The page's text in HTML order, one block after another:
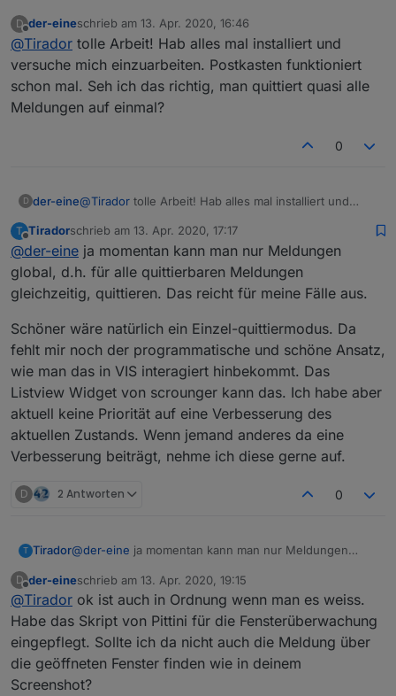
Musik gespielt).
Aktuell bin ich dran auch noch
"Nachrichtenereignisse" (Senden einer
Email, Telegram oder Lampen blinken lassen
in Wunschfarbe) in das Skript zu integrieren.
D
Offline
der-eineschrieb am 13. Apr. 2020, 16:46
zuletzt editiert von
@Tirador tolle Arbeit! Hab alles mal installiert und
versuche mich einzuarbeiten. Postkasten funktioniert
schon mal. Seh ich das richtig, man quittiert quasi alle
Meldungen auf einmal?
0
D der-eine@Tirador tolle Arbeit! Hab alles mal installiert und
schon mal. Seh ich das richtig, man quittiert quasi alle
Meldungen auf einmal?
T
Offline
Tiradorschrieb am 13. Apr. 2020, 17:17
zuletzt editiert von
@der-eine ja momentan kann man nur Meldungen
global, d.h. für alle quittierbaren Meldungen
gleichzeitig, quittieren. Das reicht für meine Fälle aus.
Schöner wäre natürlich ein Einzel-quittiermodus. Da
fehlt mir noch der programmatische und schöne Ansatz,
wie man das in VIS interagiert hinbekommt. Das
Listview Widget von scrounger kann das. Ich habe aber
aktuell keine Priorität auf eine Verbesserung des
aktuellen Zustands. Wenn jemand anderes da eine
Verbesserung beiträgt, nehme ich diese gerne auf.
D 2 Antworten 0
T Tirador@der-eine ja momentan kann man nur Meldungen
gleichzeitig, quittieren. Das reicht für meine Fälle aus.
Schöner wäre natürlich ein Einzel-quittiermodus. Da
fehlt mir noch der programmatische und schöne
Ansatz, wie man das in VIS interagiert hinbekommt. Das
Listview Widget von scrounger kann das. Ich habe aber
aktuell keine Priorität auf eine Verbesserung des
aktuellen Zustands. Wenn jemand anderes da eine
Verbesserung beiträgt, nehme ich diese gerne auf.
D
Offline
der-eineschrieb am 13. Apr. 2020, 19:15
zuletzt editiert von
@Tirador ok ist auch in Ordnung wenn man es weiss.
Habe das Skript von Pittini für die Fensterüberwachung
eingepflegt. Sollte ich da nicht auch die Meldung über
die geöffneten Fenster finden wie in deinem
Screenshot?